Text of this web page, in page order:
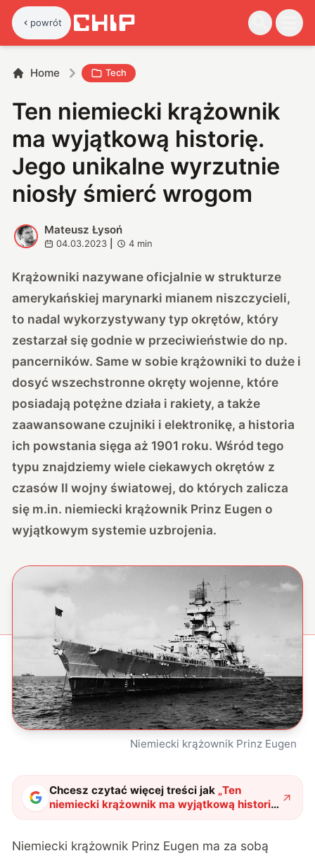
powrót
Home Tech
Ten niemiecki krążownik
ma wyjątkową historię.
Jego unikalne wyrzutnie
niosły śmierć wrogom
M
Mateusz Łysoń
04.03.2023 4 min
Krążowniki nazywane oficjalnie w strukturze
amerykańskiej marynarki mianem niszczycieli,
to nadal wykorzystywany typ okrętów, który
zestarzał się godnie w przeciwieństwie do np.
pancerników. Same w sobie krążowniki to duże i
dosyć wszechstronne okręty wojenne, które
posiadają potężne działa i rakiety, a także
zaawansowane czujniki i elektronikę, a historia
ich powstania sięga aż 1901 roku. Wśród tego
typu znajdziemy wiele ciekawych okrętów z
czasów II wojny światowej, do których zalicza
się m.in. niemiecki krążownik Prinz Eugen o
wyjątkowym systemie uzbrojenia.
Niemiecki krążownik Prinz Eugen
Chcesz czytać więcej treści jak „Ten
niemiecki krążownik ma wyjątkową historię.
Jego unikalne wyrzutnie niosły śmierć
Niemiecki krążownik Prinz Eugen ma za sobą